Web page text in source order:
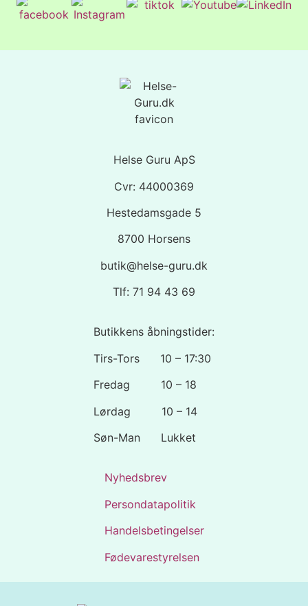
Helse Guru ApS
Cvr: 44000369
Hestedamsgade 5
8700 Horsens
butik@helse-guru.dk
Tlf: 71 94 43 69
Butikkens åbningstider:
Tirs-Tors 10 – 17:30
Fredag 10 – 18
Lørdag 10 – 14
Søn-Man Lukket
Nyhedsbrev
Persondatapolitik
Handelsbetingelser
Fødevarestyrelsen